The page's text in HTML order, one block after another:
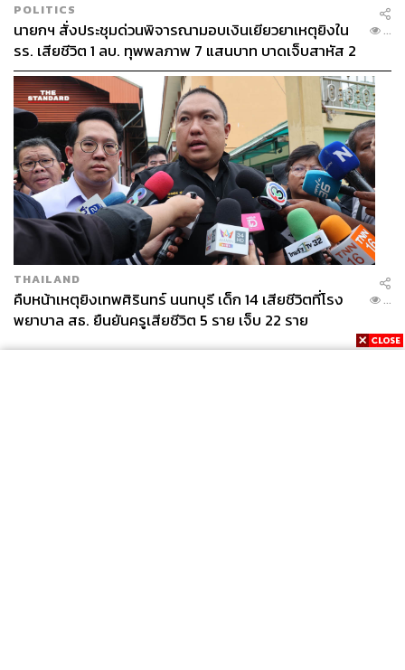
POLITICS
นายกฯ สั่งประชุมด่วนพิจารณามอบเงินเยียวยาเหตุยิงใน
รร. เสียชีวิต 1 ลบ. ทุพพลภาพ 7 แสนบาท บาดเจ็บสาหัส 2
แสนบาท บาดเจ็บเล็กน้อย 1 แสนบาท
...
THAILAND
คืบหน้าเหตุยิงเทพศิรินทร์ นนทบุรี เด็ก 14 เสียชีวิตที่โรง
พยาบาล สธ. ยืนยันครูเสียชีวิต 5 ราย เจ็บ 22 ราย
...